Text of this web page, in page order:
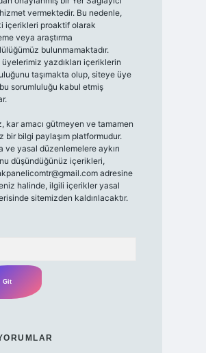
vermektedir. Bu nedenle,
içerikleri proaktif olarak
veya araştırma
bulunmamaktadır.
yazdıkları içeriklerin
taşımakta olup, siteye üye
sorumluluğu kabul etmiş
kar amacı gütmeyen ve tamamen
bir bilgi paylaşım platformudur.
ve yasal düzenlemelere aykırı
düşündüğünüz içerikleri,
adresine
halinde, ilgili içerikler yasal
sitemizden kaldırılacaktır.